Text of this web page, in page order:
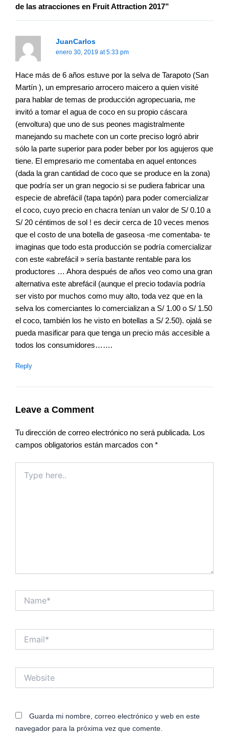
de las atracciones en Fruit Attraction 2017”
JuanCarlos
enero 30, 2019 at 5:33 pm
Hace más de 6 años estuve por la selva de Tarapoto (San
Martín ), un empresario arrocero maicero a quien visité
para hablar de temas de producción agropecuaria, me
invitó a tomar el agua de coco en su propio cáscara
(envoltura) que uno de sus peones magistralmente
manejando su machete con un corte preciso logró abrir
sólo la parte superior para poder beber por los agujeros que
tiene. El empresario me comentaba en aquel entonces
(dada la gran cantidad de coco que se produce en la zona)
que podría ser un gran negocio si se pudiera fabricar una
especie de abrefácil (tapa tapón) para poder comercializar
el coco, cuyo precio en chacra tenían un valor de S/ 0.10 a
S/ 20 céntimos de sol ! es decir cerca de 10 veces menos
que el costo de una botella de gaseosa -me comentaba- te
imaginas que todo esta producción se podría comercializar
con este «abrefácil » sería bastante rentable para los
productores … Ahora después de años veo como una gran
alternativa este abrefácil (aunque el precio todavía podría
ser visto por muchos como muy alto, toda vez que en la
selva los comerciantes lo comercializan a S/ 1.00 o S/ 1.50
el coco, también los he visto en botellas a S/ 2.50). ojalá se
pueda masificar para que tenga un precio más accesible a
todos los consumidores…….
Reply
Leave a Comment
Tu dirección de correo electrónico no será publicada. Los
campos obligatorios están marcados con *
here..
Guarda mi nombre, correo electrónico y web en este
navegador para la próxima vez que comente.